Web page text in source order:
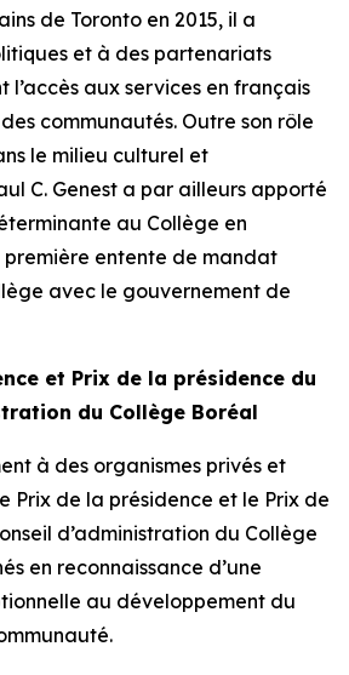
de Toronto en 2015, il a
et à des partenariats
l’accès aux services en français
communautés. Outre son rôle
le milieu culturel et
C. Genest a par ailleurs apporté
au Collège en
entente de mandat
avec le gouvernement de
et Prix de la présidence du
du Collège Boréal
à des organismes privés et
Prix de la présidence et le Prix de
d’administration du Collège
en reconnaissance d’une
au développement du